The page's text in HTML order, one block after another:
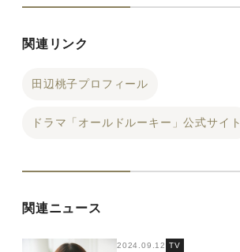
関連リンク
田辺桃子プロフィール
ドラマ「オールドルーキー」公式サイト
関連ニュース
2024.09.12 TV